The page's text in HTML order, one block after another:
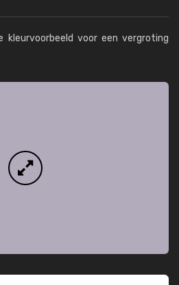
kleurvoorbeeld voor een vergroting